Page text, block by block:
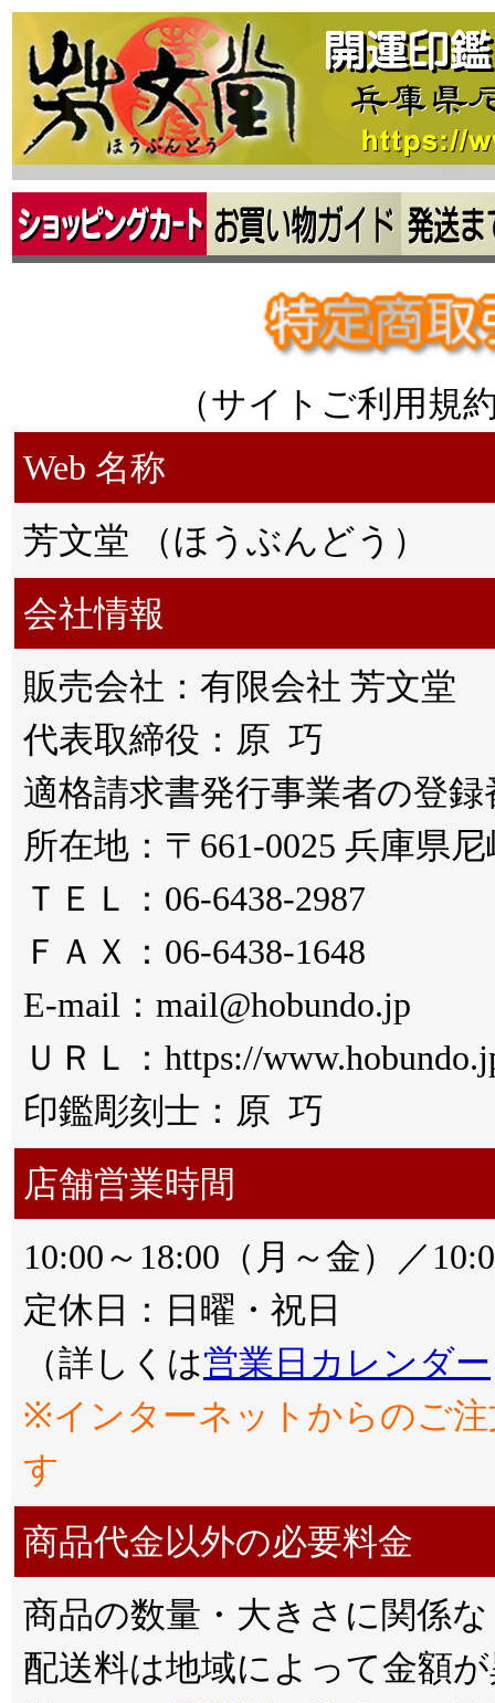
（サイトご利用規
Web 名称
芳文堂 （ほうぶんどう）
会社情報
販売会社：有限会社 芳文堂
代表取締役：原 巧
適格請求書発行事業者の登録
所在地：〒661-0025 兵庫県
ＴＥＬ：06-6438-2987
ＦＡＸ：06-6438-1648
E-mail：mail@hobundo.jp
ＵＲＬ：https://
印鑑彫刻士：原 巧
店舗営業時間
10:00～18:00（月～金）／
定休日：日曜・祝日
（詳しくは営業日カレンダー
※インターネットからのご
す
商品代金以外の必要料金
商品の数量・大きさに関係
配送料は地域によって金額